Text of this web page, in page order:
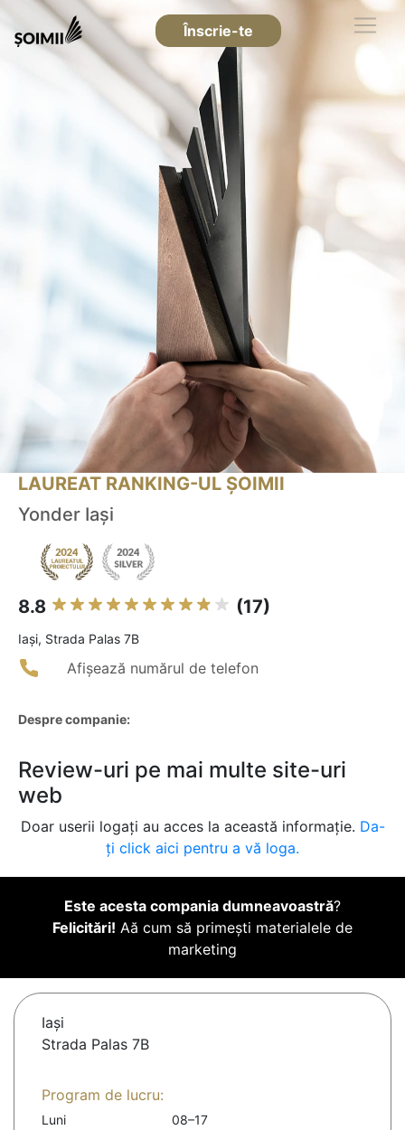
Înscrie-te
LAUREAT RANKING-UL ȘOIMII
Yonder Iași
8.8 (17)
Iaşi, Strada Palas 7B
Afișează numărul de telefon
Despre companie:
Review-uri pe mai multe site-uri
web
Doar userii logați au acces la această informație. Da-
ți click aici pentru a vă loga.
Este acesta compania dumneavoastră?
Felicitări! Aă cum să primești materialele de
marketing
Iaşi
Strada Palas 7B
Program de lucru:
Luni
08–17